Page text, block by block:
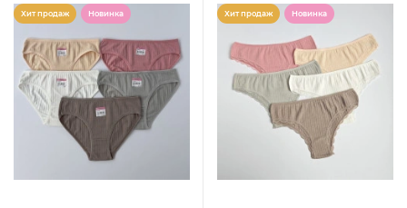
Хит продаж Новинка Хит продаж Новинка